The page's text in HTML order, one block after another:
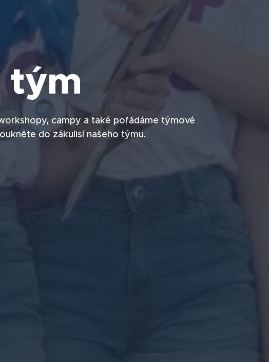
tým
campy a také pořádáme týmové
do zákulisí našeho týmu.